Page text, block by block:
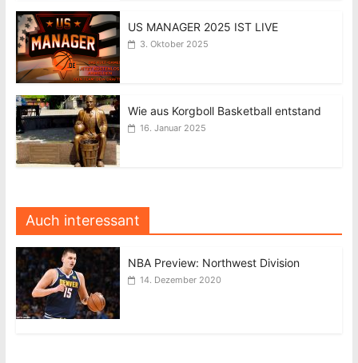
US MANAGER 2025 IST LIVE
3. Oktober 2025
Wie aus Korgboll Basketball entstand
16. Januar 2025
Auch interessant
NBA Preview: Northwest Division
14. Dezember 2020